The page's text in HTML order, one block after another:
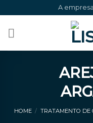
to
content
A empresa
HOME / TRATAMENTO DE